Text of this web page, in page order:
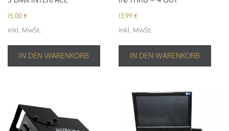
15,00 €
inkl. MwSt.
IN DEN WARENKORB
13,99€
inkl. MwSt.
IN DEN WARENKORB